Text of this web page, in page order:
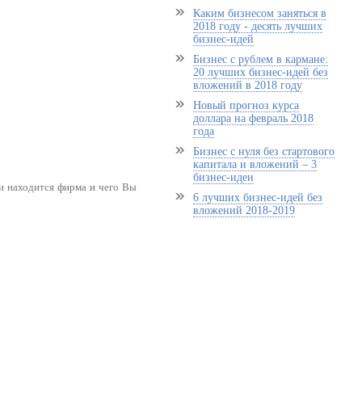
находится фирма и чего Вы
Каким бизнесом заняться в
2018 году - десять лучших
бизнес-идей
Бизнес с рублем в кармане:
20 лучших бизнес-идей без
вложений в 2018 году
Новый прогноз курса
доллара на февраль 2018
года
Бизнес с нуля без стартового
капитала и вложений – 3
бизнес-идеи
6 лучших бизнес-идей без
вложений 2018-2019